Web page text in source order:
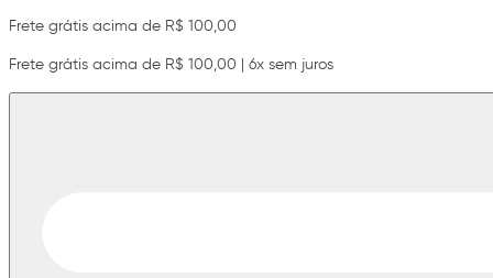
Frete grátis acima de R$ 100,00
Frete grátis acima de R$ 100,00 | 6x sem juros